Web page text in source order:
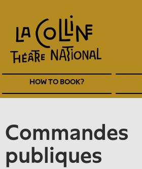
main
content
entête
HOW TO BOOK?
navigation
EN
commandes
publiques